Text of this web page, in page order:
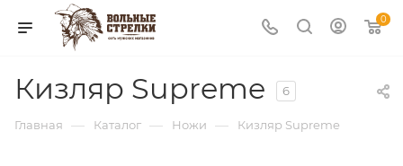
0
Кизляр Supreme 6
Главная — Каталог — Ножи — Кизляр Supreme